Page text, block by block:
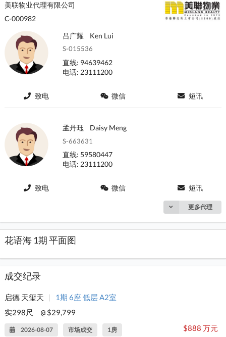
美联物业代理有限公司
C-000982
吕广耀
Ken Lui
S-015536
直线: 94639462
电话: 23111200
致电 微信 短讯
孟丹珏 Daisy Meng
S-663631
直线: 59580447
电话: 23111200
致电 微信 短讯
更多代理
花语海 1期 平面图
成交纪录
启德 天玺天
1期 6座 低层 A2室
实298尺
@ $29,799
2026-08-07 市场成交 1房 $888 万元